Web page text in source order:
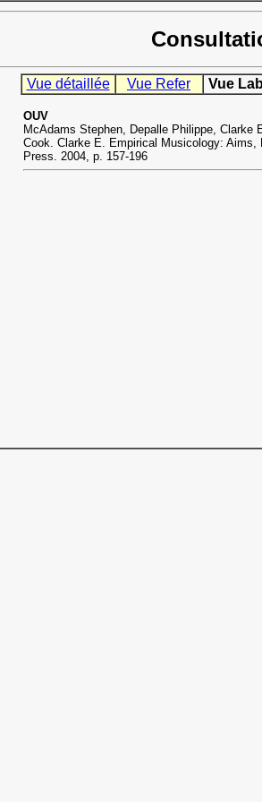
Vue détaillée Vue Refer Vue
OUV
McAdams Stephen, Depalle Philippe,
Cook. Clarke E. Empirical Musicology:
Press. 2004, p. 157-196